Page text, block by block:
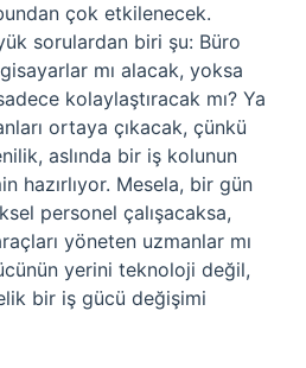
çok etkilenecek.
sorulardan biri şu: Büro
mı alacak, yoksa
kolaylaştıracak mı? Ya
ortaya çıkacak, çünkü
aslında bir iş kolunun
hazırlıyor. Mesela, bir gün
personel çalışacaksa,
yöneten uzmanlar mı
yerini teknoloji değil,
bir iş gücü değişimi